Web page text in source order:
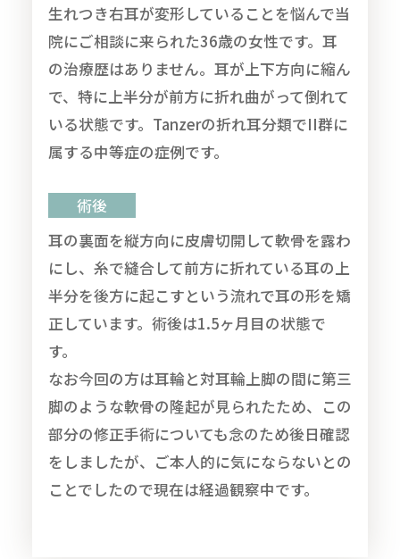
生れつき右耳が変形していることを悩んで当
院にご相談に来られた36歳の女性です。耳
の治療歴はありません。耳が上下方向に縮ん
で、特に上半分が前方に折れ曲がって倒れて
いる状態です。Tanzerの折れ耳分類でII群に
属する中等症の症例です。
術後
耳の裏面を縦方向に皮膚切開して軟骨を露わ
にし、糸で縫合して前方に折れている耳の上
半分を後方に起こすという流れで耳の形を矯
正しています。術後は1.5ヶ月目の状態で
す。
なお今回の方は耳輪と対耳輪上脚の間に第三
脚のような軟骨の隆起が見られたため、この
部分の修正手術についても念のため後日確認
をしましたが、ご本人的に気にならないとの
ことでしたので現在は経過観察中です。